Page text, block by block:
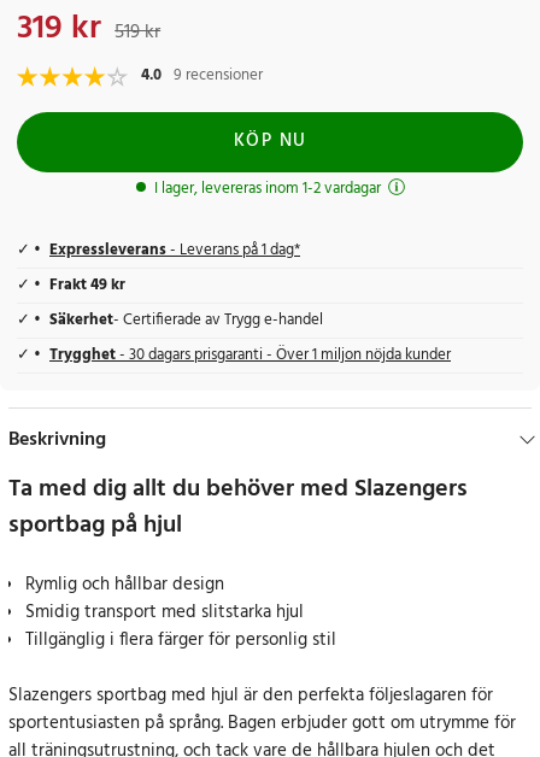
Nuvarande pris
319 kr 519 kr
4.0 9 recensioner
KÖP NU
I lager, levereras inom 1-2 vardagar
Expressleverans- Leverans på 1 dag*
Frakt 49 kr
Säkerhet- Certifierade av Trygg e-handel
Trygghet- 30 dagars prisgaranti - Över 1 miljon nöjda kunder
Beskrivning
Ta med dig allt du behöver med Slazengers
sportbag på hjul
Rymlig och hållbar design
Smidig transport med slitstarka hjul
Tillgänglig i flera färger för personlig stil
Slazengers sportbag med hjul är den perfekta följeslagaren för
sportentusiasten på språng. Bagen erbjuder gott om utrymme för
all träningsutrustning, och tack vare de hållbara hjulen och det